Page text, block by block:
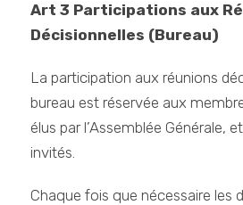
Art 3 Participations aux
Décisionnelles (Bureau)
La participation aux réunions
bureau est réservée aux
élus par l’Assemblée Générale,
invités.
Chaque fois que nécessaire les